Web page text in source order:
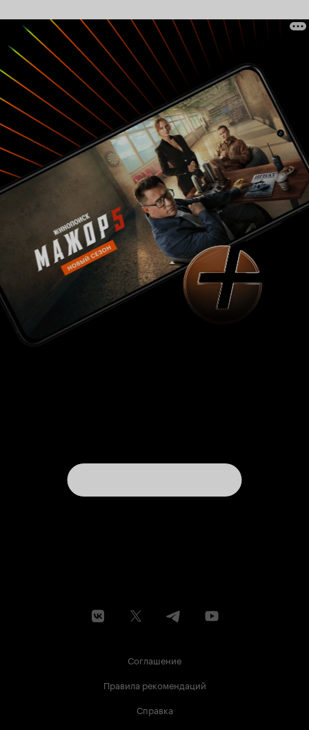
Соглашение
Правила рекомендаций
Справка